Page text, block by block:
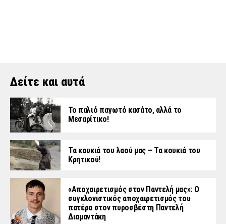
Δείτε και αυτά
Το παλιό παγωτό κασάτο, αλλά το
Μεσαρίτικο!
Τα κουκιά του λαού μας – Τα κουκιά του
Κρητικού!
«Aποχαιρετισμός στον Παντελή μας»: Ο
συγκλονιστικός αποχαιρετισμός του
πατέρα στον πυροσβέστη Παντελή
Διαμαντάκη